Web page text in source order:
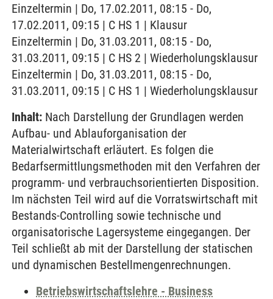
Einzeltermin | Do, 17.02.2011, 08:15 - Do,
17.02.2011, 09:15 | C HS 1 | Klausur
Einzeltermin | Do, 31.03.2011, 08:15 - Do,
31.03.2011, 09:15 | C HS 2 | Wiederholungsklausur
Einzeltermin | Do, 31.03.2011, 08:15 - Do,
31.03.2011, 09:15 | C HS 1 | Wiederholungsklausur
Inhalt: Nach Darstellung der Grundlagen werden
Aufbau- und Ablauforganisation der
Materialwirtschaft erläutert. Es folgen die
Bedarfsermittlungsmethoden mit den Verfahren der
programm- und verbrauchsorientierten Disposition.
Im nächsten Teil wird auf die Vorratswirtschaft mit
Bestands-Controlling sowie technische und
organisatorische Lagersysteme eingegangen. Der
Teil schließt ab mit der Darstellung der statischen
und dynamischen Bestellmengenrechnungen.
Betriebswirtschaftslehre - Business